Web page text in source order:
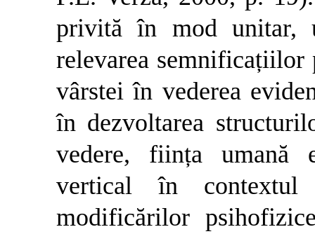
privită în mod unitar,
relevarea
vârstei în vederea
în dezvoltarea
vedere, ființa umană
vertical în contextul
modificărilor